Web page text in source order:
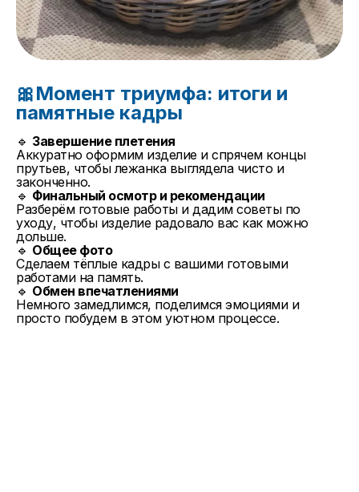
🎀Момент триумфа: итоги и
памятные кадры
🔹 Завершение плетения
Аккуратно оформим изделие и спрячем концы
прутьев, чтобы лежанка выглядела чисто и
законченно.
🔹 Финальный осмотр и рекомендации
Разберём готовые работы и дадим советы по
уходу, чтобы изделие радовало вас как можно
дольше.
🔹 Общее фото
Сделаем тёплые кадры с вашими готовыми
работами на память.
🔹 Обмен впечатлениями
Немного замедлимся, поделимся эмоциями и
просто побудем в этом уютном процессе.